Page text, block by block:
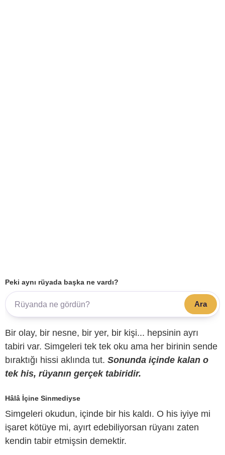
Peki aynı rüyada başka ne vardı?
Ara
Bir olay, bir nesne, bir yer, bir kişi... hepsinin ayrı
tabiri var. Simgeleri tek tek oku ama her birinin sende
bıraktığı hissi aklında tut. Sonunda içinde kalan o
tek his, rüyanın gerçek tabiridir.
Hâlâ İçine Sinmediyse
Simgeleri okudun, içinde bir his kaldı. O his iyiye mi
işaret kötüye mi, ayırt edebiliyorsan rüyanı zaten
kendin tabir etmişsin demektir.